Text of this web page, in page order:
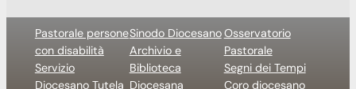
Pastorale persone
con disabilità
Servizio
Diocesano Tutela
Sinodo Diocesano
Archivio e
Biblioteca
Diocesana
Osservatorio
Pastorale
Segni dei Tempi
Coro diocesano